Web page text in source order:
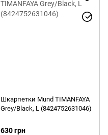
Шкарпетки Mund TIMANFAYA
Grey/Black, L (8424752631046)
630 грн